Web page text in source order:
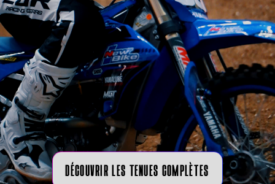
DÉCOUVRIR LES TENUES COMPLÈTES